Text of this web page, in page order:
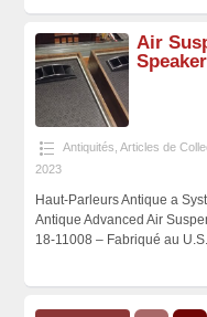
Air
Antiquités, Articles de
2023
Haut-Parleurs Antique a
Antique Advanced Air
18-11008 – Fabriqué au